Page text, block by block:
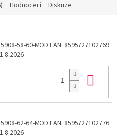
Hodnocení Diskuze
58-60-MOD EAN: 8595727102769
62-64-MOD EAN: 8595727102776